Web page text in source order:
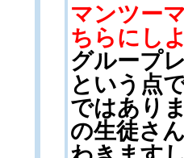
マンツー
ちらにし
グループ
という点
ではあり
の生徒さ